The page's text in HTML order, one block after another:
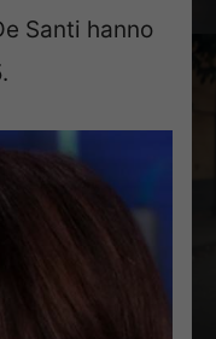
Santi hanno